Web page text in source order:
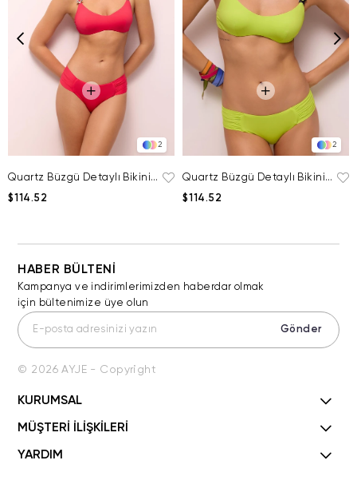
2
Quartz Büzgü Detaylı Bikini Altı
$114.52
2
Quartz Büzgü Detaylı Bikini Altı
$114.52
HABER BÜLTENİ
Kampanya ve indirimlerimizden haberdar olmak
için bültenimize üye olun
Gönder
© 2026 AYJE - Copyright
KURUMSAL
MÜŞTERİ İLİŞKİLERİ
YARDIM